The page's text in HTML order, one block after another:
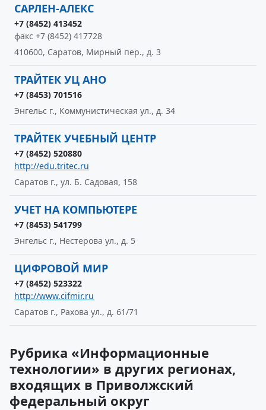
САРЛЕН-АЛЕКС
+7 (8452) 413452
факс +7 (8452) 417728
410600, Саратов, Мирный пер., д. 3
ТРАЙТЕК УЦ АНО
+7 (8453) 701516
Энгельс г., Коммунистическая ул., д. 34
ТРАЙТЕК УЧЕБНЫЙ ЦЕНТР
+7 (8452) 520880
http://edu.tritec.ru
Саратов г., ул. Б. Садовая, 158
УЧЕТ НА КОМПЬЮТЕРЕ
+7 (8453) 541799
Энгельс г., Нестерова ул., д. 5
ЦИФРОВОЙ МИР
+7 (8452) 523322
http://www.cifmir.ru
Саратов г., Рахова ул., д. 61/71
Рубрика «Информационные
технологии» в других регионах,
входящих в Приволжский
федеральный округ